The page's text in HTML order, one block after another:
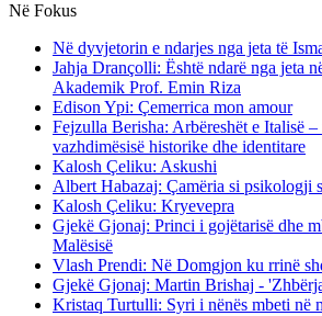
Në Fokus
Në dyvjetorin e ndarjes nga jeta të
Jahja Drançolli: Është ndarë nga jeta
Akademik Prof. Emin Riza
Edison Ypi: Çemerrica mon amour
Fejzulla Berisha: Arbëreshët e Italisë –
vazhdimësisë historike dhe identitare
Kalosh Çeliku: Askushi
Albert Habazaj: Çamëria si psikologji
Kalosh Çeliku: Kryevepra
Gjekë Gjonaj: Princi i gojëtarisë dhe
Malësisë
Vlash Prendi: Në Domgjon ku rrinë
Gjekë Gjonaj: Martin Brishaj -
Kristaq Turtulli: Syri i nënës mbeti në